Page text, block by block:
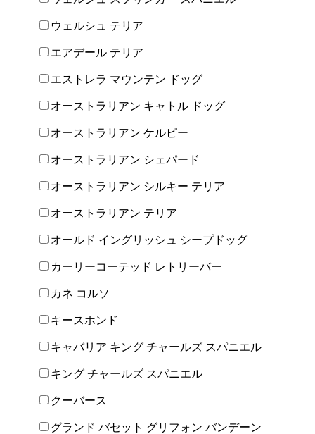
ウェルシュ テリア
エアデール テリア
エストレラ マウンテン ドッグ
オーストラリアン キャトル ドッグ
オーストラリアン ケルピー
オーストラリアン シェパード
オーストラリアン シルキー テリア
オーストラリアン テリア
オールド イングリッシュ シープドッグ
カーリーコーテッド レトリーバー
カネ コルソ
キースホンド
キャバリア キング チャールズ スパニエル
キング チャールズ スパニエル
クーバース
グランド バセット グリフォン バンデーン